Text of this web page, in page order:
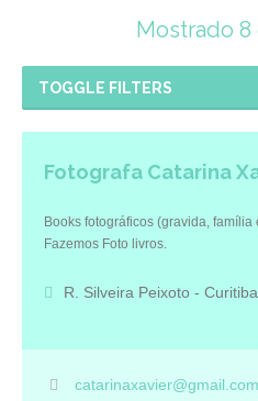
Mostrado 8
TOGGLE FILTERS
Fotografa Catarina
Books fotográficos (gravida,
Fazemos Foto livros.
R. Silveira Peixoto -
catarinaxavier@gmail.com